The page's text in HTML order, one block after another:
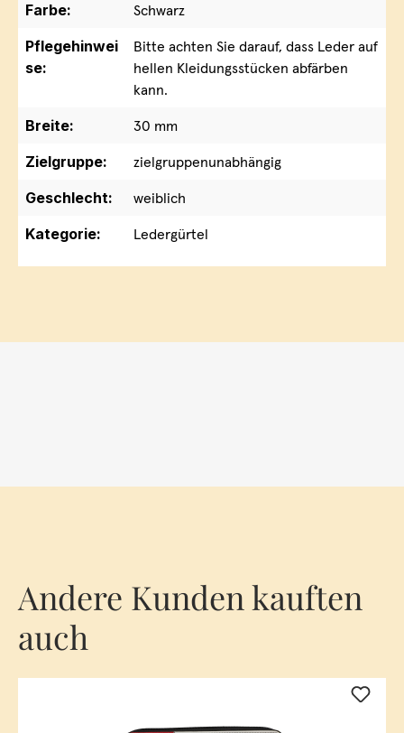
Farbe:
Schwarz
Pflegehinwei
se:
Bitte achten Sie darauf, dass Leder auf
hellen Kleidungsstücken abfärben
kann.
Breite:
30 mm
Zielgruppe:
zielgruppenunabhängig
Geschlecht:
weiblich
Kategorie:
Ledergürtel
Andere Kunden kauften
auch